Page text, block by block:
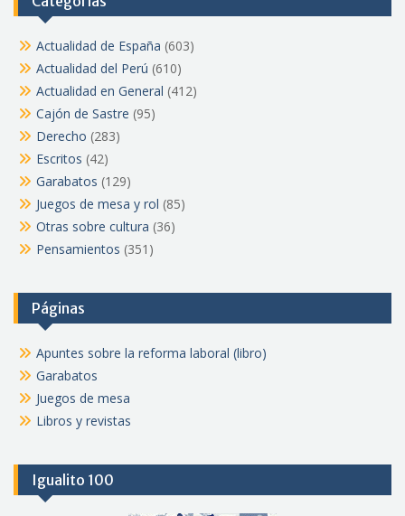
Actualidad de España (603)
Actualidad del Perú (610)
Actualidad en General (412)
Cajón de Sastre (95)
Derecho (283)
Escritos (42)
Garabatos (129)
Juegos de mesa y rol (85)
Otras sobre cultura (36)
Pensamientos (351)
Páginas
Apuntes sobre la reforma laboral (libro)
Garabatos
Juegos de mesa
Libros y revistas
Igualito 100